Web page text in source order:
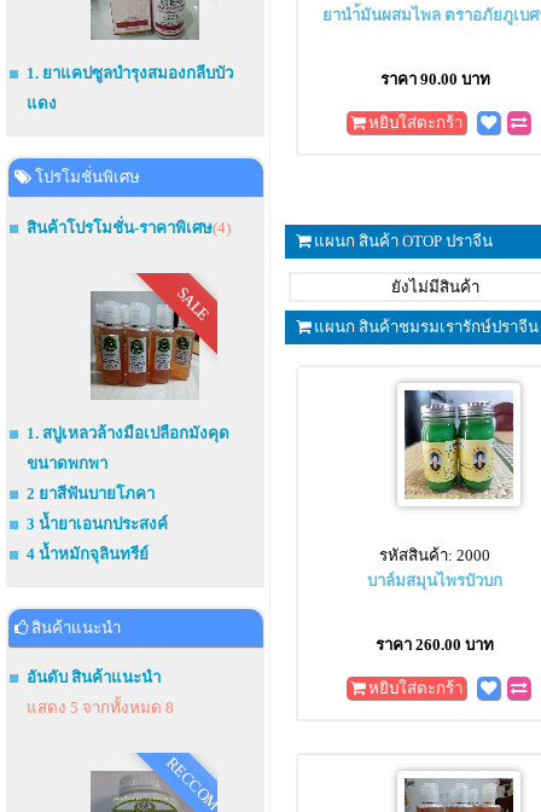
1. ยาแคปซูลบำรุงสมองกลีบบัว
แดง
โปรโมชั่นพิเศษ
สินค้าโปรโมชั่น-ราคาพิเศษ(4)
SALE
1. สบู่เหลวล้างมือเปลือกมังคุด
ขนาดพกพา
2 ยาสีฟันบายโภคา
3 น้ำยาเอนกประสงค์
4 น้ำหมักจุลินทรีย์
สินค้าแนะนำ
อันดับ สินค้าแนะนำ
แสดง 5 จากทั้งหมด 8
RECCOM
ยานำ้มันผสมไพล ตราอภัยภูเบศ
ราคา 90.00 บาท
หยิบใส่ตะกร้า
แผนก สินค้า OTOP ปราจีน
ยังไม่มีสินค้า
แผนก สินค้าชมรมเรารักษ์ปราจีน
รหัสสินค้า: 2000
บาล์มสมุนไพรบัวบก
ราคา 260.00 บาท
หยิบใส่ตะกร้า